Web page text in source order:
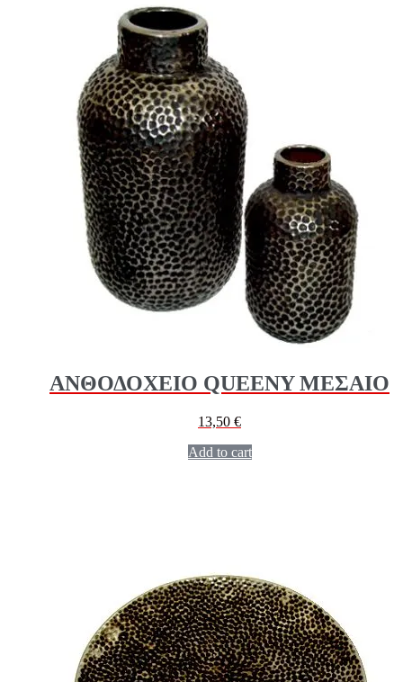
ΑΝΘΟΔΟΧΕΙΟ QUEENY ΜΕΣΑΙΟ
13,50 €
Add to cart